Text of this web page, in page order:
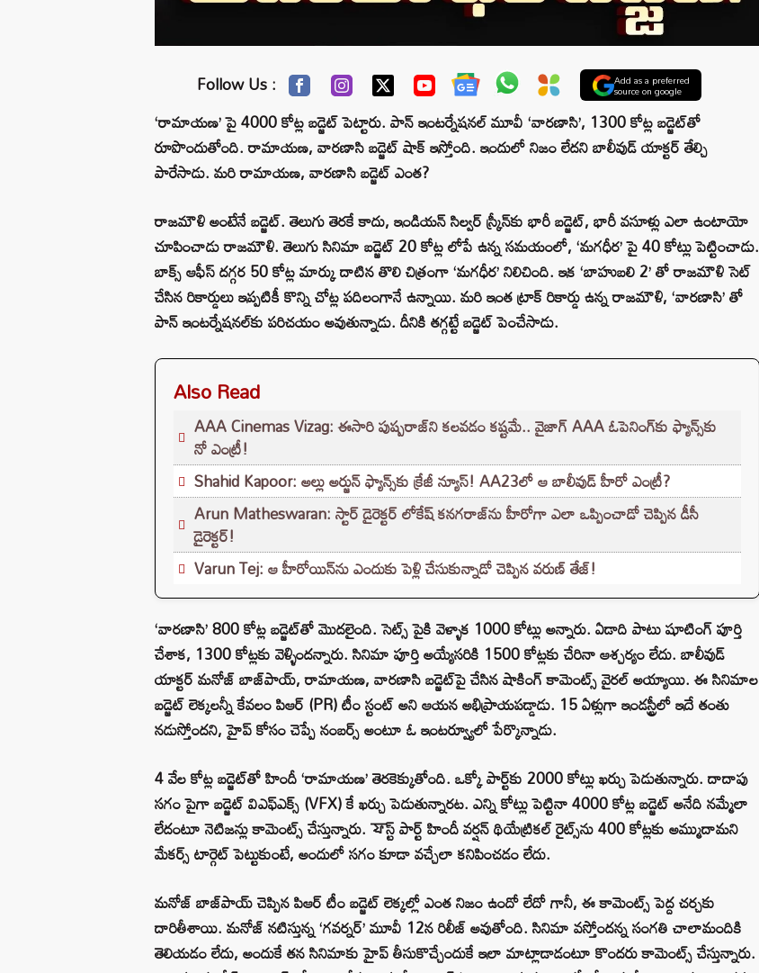
Follow Us : Add as a preferred
source on google
‘రామాయణ’ పై 4000 కోట్ల బడ్జెట్ పెట్టారు. పాన్ ఇంటర్నేషనల్ మూవీ ‘వారణాసి’, 1300 కోట్ల బడ్జెట్‌తో
రూపొందుతోంది. రామాయణ, వారణాసి బడ్జెట్ షాక్ ఇస్తోంది. ఇందులో నిజం లేదని బాలీవుడ్ యాక్టర్ తేల్చి
పారేసాడు. మరి రామాయణ, వారణాసి బడ్జెట్ ఎంత?
రాజమౌళి అంటేనే బడ్జెట్. తెలుగు తెరకే కాదు, ఇండియన్ సిల్వర్ స్క్రీన్‌కు భారీ బడ్జెట్, భారీ వసూళ్లు ఎలా ఉంటాయో
చూపించాడు రాజమౌళి. తెలుగు సినిమా బడ్జెట్ 20 కోట్ల లోపే ఉన్న సమయంలో, ‘మగధీర’ పై 40 కోట్లు పెట్టించాడు.
బాక్స్ ఆఫీస్ దగ్గర 50 కోట్ల మార్కు దాటిన తొలి చిత్రంగా ‘మగధీర’ నిలిచింది. ఇక ‘బాహుబలి 2’ తో రాజమౌళి సెట్
చేసిన రికార్డులు ఇప్పటికీ కొన్ని చోట్ల పదిలంగానే ఉన్నాయి. మరి ఇంత ట్రాక్ రికార్డు ఉన్న రాజమౌళి, ‘వారణాసి’ తో
పాన్ ఇంటర్నేషనల్‌కు పరిచయం అవుతున్నాడు. దీనికి తగ్గట్టే బడ్జెట్ పెంచేసాడు.
Also Read
AAA Cinemas Vizag: ఈసారి పుష్పరాజ్‌ని కలవడం కష్టమే.. వైజాగ్ AAA ఓపెనింగ్‌కు ఫ్యాన్స్‌కు
నో ఎంట్రీ!
Shahid Kapoor: అల్లు అర్జున్ ఫ్యాన్స్‌కు క్రేజీ న్యూస్! AA23లో ఆ బాలీవుడ్ హీరో ఎంట్రీ?
Arun Matheswaran: స్టార్ డైరెక్టర్ లోకేష్ కనగరాజ్‌ను హీరోగా ఎలా ఒప్పించాడో చెప్పిన డీసీ
డైరెక్టర్!
Varun Tej: ఆ హీరోయిన్‌ను ఎందుకు పెళ్లి చేసుకున్నాడో చెప్పిన వరుణ్ తేజ్!
‘వారణాసి’ 800 కోట్ల బడ్జెట్‌తో మొదలైంది. సెట్స్ పైకి వెళ్ళాక 1000 కోట్లు అన్నారు. ఏడాది పాటు షూటింగ్ పూర్తి
చేశాక, 1300 కోట్లకు వెళ్ళిందన్నారు. సినిమా పూర్తి అయ్యేసరికి 1500 కోట్లకు చేరినా ఆశ్చర్యం లేదు. బాలీవుడ్
యాక్టర్ మనోజ్ బాజ్‌పాయ్, రామాయణ, వారణాసి బడ్జెట్‌పై చేసిన షాకింగ్ కామెంట్స్ వైరల్ అయ్యాయి. ఈ సినిమాల
బడ్జెట్ లెక్కలన్నీ కేవలం పిఆర్ (PR) టీం స్టంట్ అని ఆయన అభిప్రాయపడ్డాడు. 15 ఏళ్లుగా ఇండస్ట్రీలో ఇదే తంతు
నడుస్తోందని, హైప్ కోసం చెప్పే నంబర్స్ అంటూ ఓ ఇంటర్వ్యూలో పేర్కొన్నాడు.
4 వేల కోట్ల బడ్జెట్‌తో హిందీ ‘రామాయణ’ తెరకెక్కుతోంది. ఒక్కో పార్ట్‌కు 2000 కోట్లు ఖర్చు పెడుతున్నారు. దాదాపు
సగం పైగా బడ్జెట్ విఎఫ్ఎక్స్ (VFX) కే ఖర్చు పెడుతున్నారట. ఎన్ని కోట్లు పెట్టినా 4000 కోట్ల బడ్జెట్ అనేది నమ్మేలా
లేదంటూ నెటిజన్లు కామెంట్స్ చేస్తున్నారు. ফస్ట్ పార్ట్ హిందీ వర్షన్ థియేట్రికల్ రైట్స్‌ను 400 కోట్లకు అమ్ముదామని
మేకర్స్ టార్గెట్ పెట్టుకుంటే, అందులో సగం కూడా వచ్చేలా కనిపించడం లేదు.
మనోజ్ బాజ్‌పాయ్ చెప్పిన పిఆర్ టీం బడ్జెట్ లెక్కల్లో ఎంత నిజం ఉందో లేదో గానీ, ఈ కామెంట్స్ పెద్ద చర్చకు
దారితీశాయి. మనోజ్ నటిస్తున్న ‘గవర్నర్’ మూవీ 12న రిలీజ్ అవుతోంది. సినిమా వస్తోందన్న సంగతి చాలామందికి
తెలియడం లేదు, అందుకే తన సినిమాకు హైప్ తీసుకొచ్చేందుకే ఇలా మాట్లాడాడంటూ కొందరు కామెంట్స్ చేస్తున్నారు.